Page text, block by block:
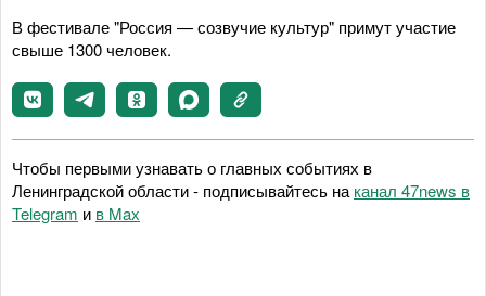
В фестивале "Россия — созвучие культур" примут участие
свыше 1300 человек.
Чтобы первыми узнавать о главных событиях в
Ленинградской области - подписывайтесь на канал 47news в
Telegram и в Maх